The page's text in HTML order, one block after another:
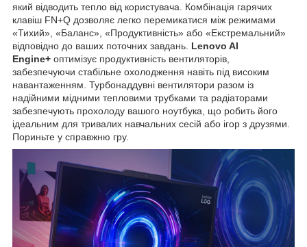
який відводить тепло від користувача. Комбінація гарячих
клавіш FN+Q дозволяє легко перемикатися між режимами
«Тихий», «Баланс», «Продуктивність» або «Екстремальний»
відповідно до ваших поточних завдань. Lenovo AI
Engine+ оптимізує продуктивність вентиляторів,
забезпечуючи стабільне охолодження навіть під високим
навантаженням. Турбонаддувні вентилятори разом із
надійними мідними тепловими трубками та радіаторами
забезпечують прохолоду вашого ноутбука, що робить його
ідеальним для тривалих навчальних сесій або ігор з друзями.
Пориньте у справжню гру.